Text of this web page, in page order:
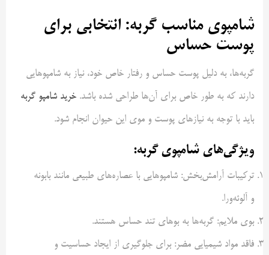
شامپوی مناسب گربه: انتخابی برای
پوست حساس
گربه‌ها، به دلیل پوست حساس و رفتار خاص خود، نیاز به شامپوهایی
دارند که به طور خاص برای آن‌ها طراحی شده باشد. خرید شامپو گربه
باید با توجه به نیازهای پوست و موی این حیوان انجام شود.
ویژگی‌های شامپوی گربه:
ترکیبات آرامش‌بخش: شامپوهایی با عصاره‌های طبیعی مانند بابونه
و آلوئه‌ورا.
بوی ملایم: گربه‌ها به بوهای تند حساس هستند.
فاقد مواد شیمیایی مضر: برای جلوگیری از ایجاد حساسیت و